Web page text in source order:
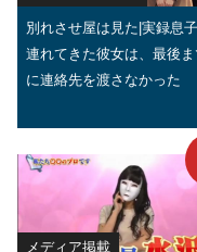
別れさせ屋は見た|実録息
連れてきた彼女は、最後ま
に連絡先を渡さなかった
メディア掲載